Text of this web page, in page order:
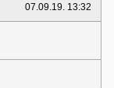
07.09.19. 13:32